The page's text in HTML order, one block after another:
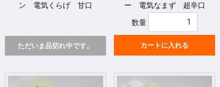
ン 電気くらげ 甘口
ただいま品切れ中です。
ー 電気なまず 超辛口
数量
カートに入れる